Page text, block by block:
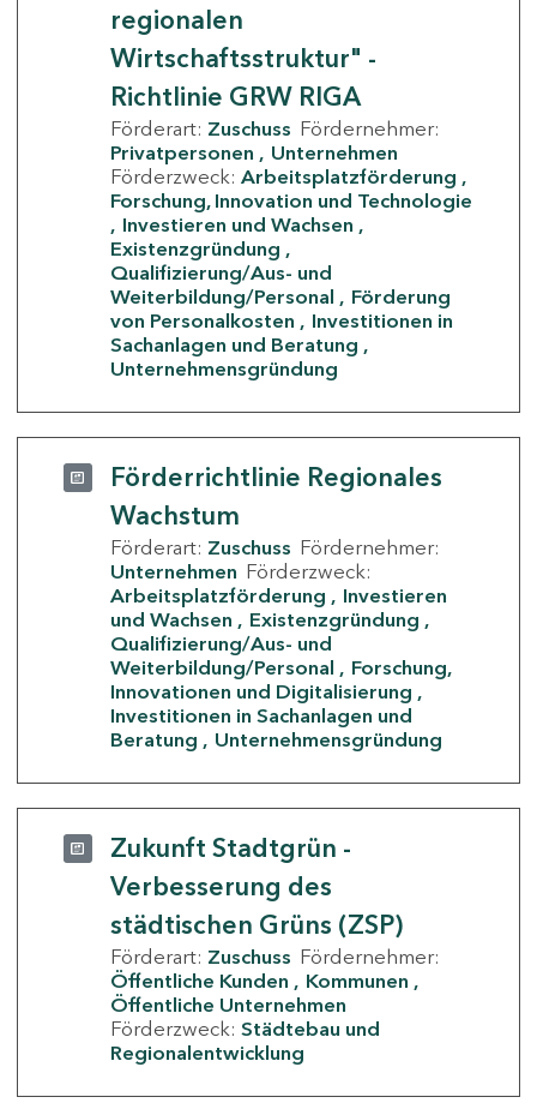
regionalen
Wirtschaftsstruktur" -
Richtlinie GRW RIGA
Förderart: Zuschuss Fördernehmer:
Privatpersonen
Unternehmen
Förderzweck: Arbeitsplatzförderung
Forschung, Innovation und Technologie
Investieren und Wachsen
Existenzgründung
Qualifizierung/Aus- und
Weiterbildung/Personal
Förderung
von Personalkosten
Investitionen in
Sachanlagen und Beratung
Unternehmensgründung
Förderrichtlinie Regionales
Wachstum
Förderart: Zuschuss Fördernehmer:
Unternehmen Förderzweck:
Arbeitsplatzförderung
Investieren
und Wachsen
Existenzgründung
Qualifizierung/Aus- und
Weiterbildung/Personal
Forschung,
Innovationen und Digitalisierung
Investitionen in Sachanlagen und
Beratung
Unternehmensgründung
Zukunft Stadtgrün -
Verbesserung des
städtischen Grüns (ZSP)
Förderart: Zuschuss Fördernehmer:
Öffentliche Kunden
Kommunen
Öffentliche Unternehmen
Förderzweck: Städtebau und
Regionalentwicklung